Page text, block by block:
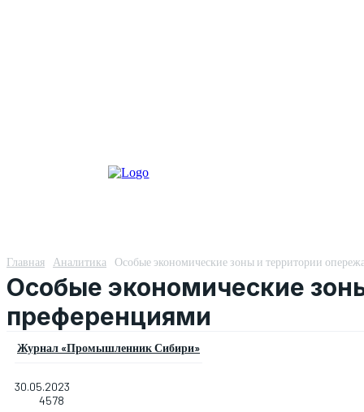
Главная Аналитика Особые экономические зоны и территории
Особые экономические
преференциями
Журнал «Промышленник Сибири»
30.05.2023
4578